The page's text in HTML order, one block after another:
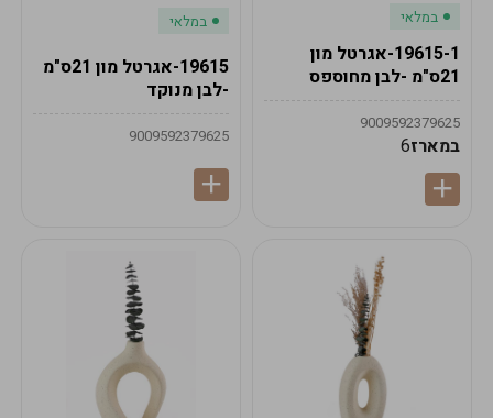
במלאי
19615-1-אגרטל מון
21ס"מ -לבן מחוספס
9009592379625
במארז6
במלאי
19615-אגרטל מון 21ס"מ
-לבן מנוקד
9009592379625